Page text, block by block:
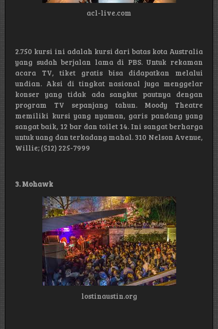
acl-live.com
2.750 kursi ini adalah kursi dari batas kota Australia
yang sudah berjalan lama di PBS. Untuk rekaman
acara TV, tiket gratis bisa didapatkan melalui
undian. Aksi di tingkat nasional juga menggelar
konser yang tidak ada sangkut pautnya dengan
program TV sepanjang tahun. Moody Theatre
memiliki kursi yang nyaman, garis pandang yang
sangat baik, 12 bar dan toilet 14. Ini sangat berharga
untuk uang dan terkadang mahal. 310 Nelson Avenue,
Willie; (512) 225-7999
3. Mohawk
lostinaustin.org